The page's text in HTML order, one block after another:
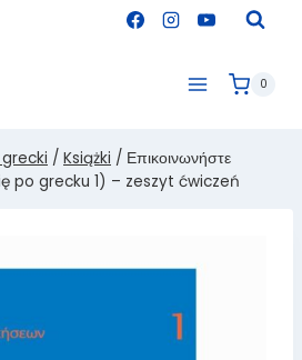
0
/ Książki / Επικοινωνήστε
po grecku 1) – zeszyt ćwiczeń